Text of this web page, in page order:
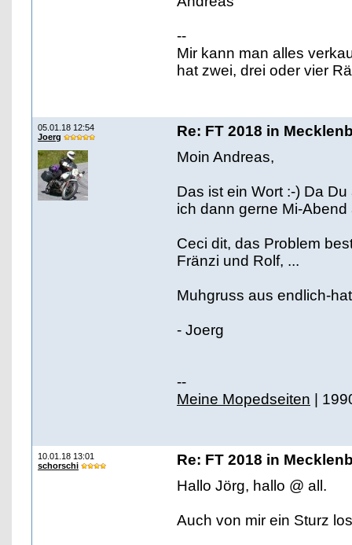
--
Mir kann man alles
hat zwei, drei oder vier
05.01.18 12:54
Joerg
Re: FT 2018 in
Moin Andreas,
Das ist ein Wort :-) Da
ich dann gerne Mi-
Ceci dit, das Problem
Fränzi und Rolf, ...
Muhgruss aus endlich-
- Joerg
--
Meine Mopedseiten |
10.01.18 13:01
schorschi
Re: FT 2018 in
Hallo Jörg, hallo @ all.
Auch von mir ein Sturz